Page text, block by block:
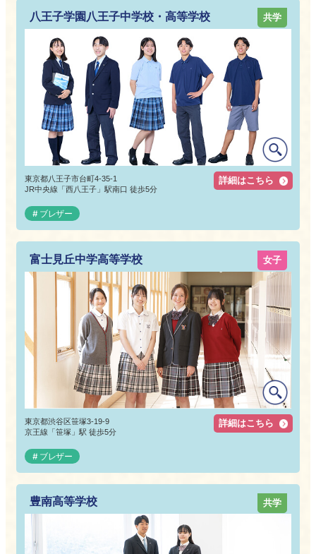
八王子学園八王子中学校・高等学校
東京都八王子市台町4-35-1
JR中央線「西八王子」駅南口 徒歩5分
ブレザー
共学
詳細はこちら
富士見丘中学高等学校
東京都渋谷区笹塚3-19-9
京王線「笹塚」駅 徒歩5分
ブレザー
女子
詳細はこちら
豊南高等学校 共学